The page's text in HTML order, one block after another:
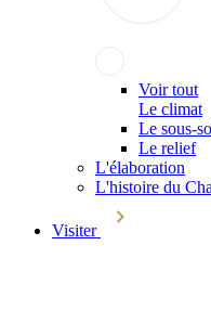
Voir tout
Le climat
Le sous-
Le relief
L'élaboration
L'histoire du
Visiter